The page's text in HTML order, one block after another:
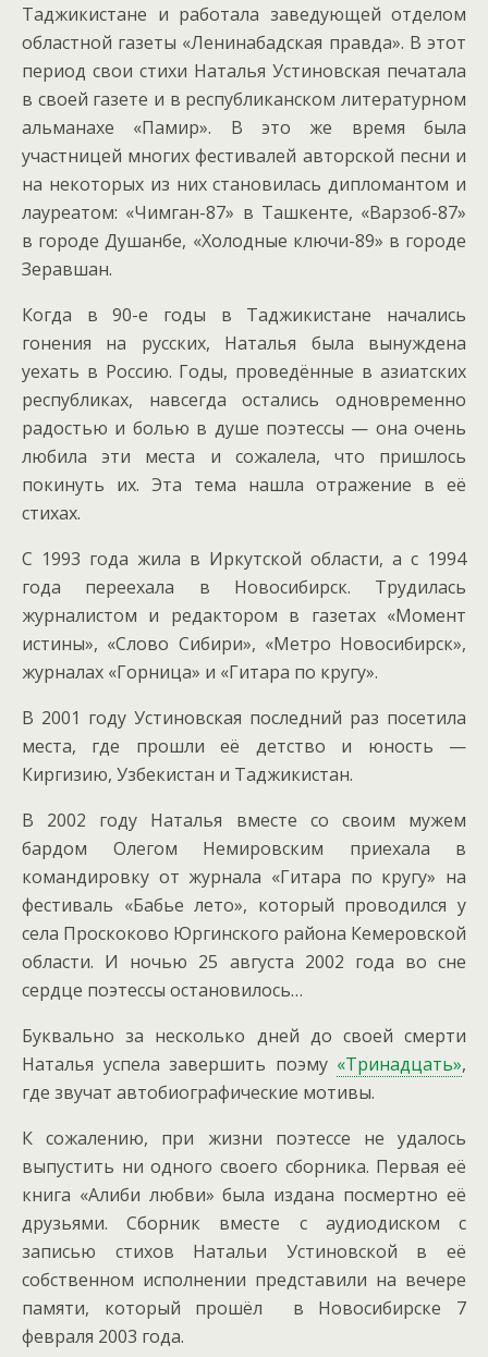
Таджикистане и работала заведующей отделом
областной газеты «Ленинабадская правда». В этот
период свои стихи Наталья Устиновская печатала
в своей газете и в республиканском литературном
альманахе «Памир». В это же время была
участницей многих фестивалей авторской песни и
на некоторых из них становилась дипломантом и
лауреатом: «Чимган-87» в Ташкенте, «Варзоб-87»
в городе Душанбе, «Холодные ключи-89» в городе
Зеравшан.
Когда в 90-е годы в Таджикистане начались
гонения на русских, Наталья была вынуждена
уехать в Россию. Годы, проведённые в азиатских
республиках, навсегда остались одновременно
радостью и болью в душе поэтессы — она очень
любила эти места и сожалела, что пришлось
покинуть их. Эта тема нашла отражение в её
стихах.
С 1993 года жила в Иркутской области, а с 1994
года переехала в Новосибирск. Трудилась
журналистом и редактором в газетах «Момент
истины», «Слово Сибири», «Метро Новосибирск»,
журналах «Горница» и «Гитара по кругу».
В 2001 году Устиновская последний раз посетила
места, где прошли её детство и юность —
Киргизию, Узбекистан и Таджикистан.
В 2002 году Наталья вместе со своим мужем
бардом Олегом Немировским приехала в
командировку от журнала «Гитара по кругу» на
фестиваль «Бабье лето», который проводился у
села Проскоково Юргинского района Кемеровской
области. И ночью 25 августа 2002 года во сне
сердце поэтессы остановилось…
Буквально за несколько дней до своей смерти
Наталья успела завершить поэму «Тринадцать»,
где звучат автобиографические мотивы.
К сожалению, при жизни поэтессе не удалось
выпустить ни одного своего сборника. Первая её
книга «Алиби любви» была издана посмертно её
друзьями. Сборник вместе с аудиодиском с
записью стихов Натальи Устиновской в её
собственном исполнении представили на вечере
памяти, который прошёл в Новосибирске 7
февраля 2003 года.